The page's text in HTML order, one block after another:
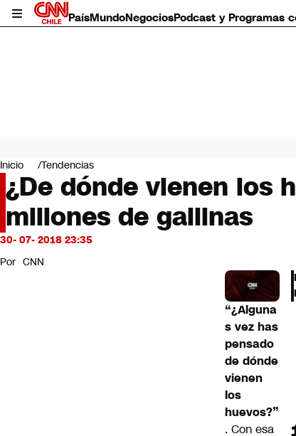
PaísMundoNegociosPodcast y Programas
Mundo
Negocios
Deportes
Programas completos
Cultura
Servicios
Bits
CNN Data
Inicio Tendencias
¿De dónde vienen los
millones de gallinas
30- 07- 2018 23:35
Por CNN
“¿Alguna
s vez has
pensado
de dónde
vienen
los
huevos?”
. Con esa